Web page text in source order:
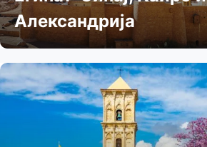
Александрија